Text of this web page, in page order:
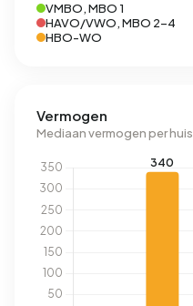
VMBO, MBO 1
HAVO/VWO, MBO 2-4
HBO-WO
Vermogen
Mediaan vermogen per